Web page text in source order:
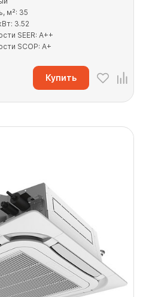
м²: 35
3.52
SEER: A++
SCOP: A+
Купить